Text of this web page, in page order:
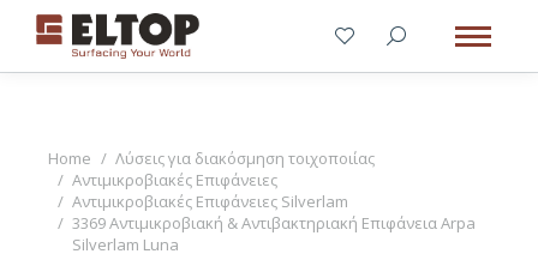
You are here:
Home
Λύσεις για διακόσμηση τοιχοποιίας
Αντιμικροβιακές Επιφάνειες
Αντιμικροβιακές Επιφάνειες Silverlam
3369 Αντιμικροβιακή & Αντιβακτηριακή Επιφάνεια Arpa
Silverlam Luna